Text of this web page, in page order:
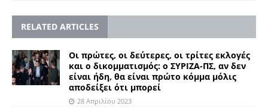
RELATED ARTICLES
Οι πρώτες, οι δεύτερες, οι τρίτες εκλογές
και ο δικομματισμός: ο ΣΥΡΙΖΑ-ΠΣ, αν δεν
είναι ήδη, θα είναι πρώτο κόμμα μόλις
αποδείξει ότι μπορεί
28 Απριλίου 2023